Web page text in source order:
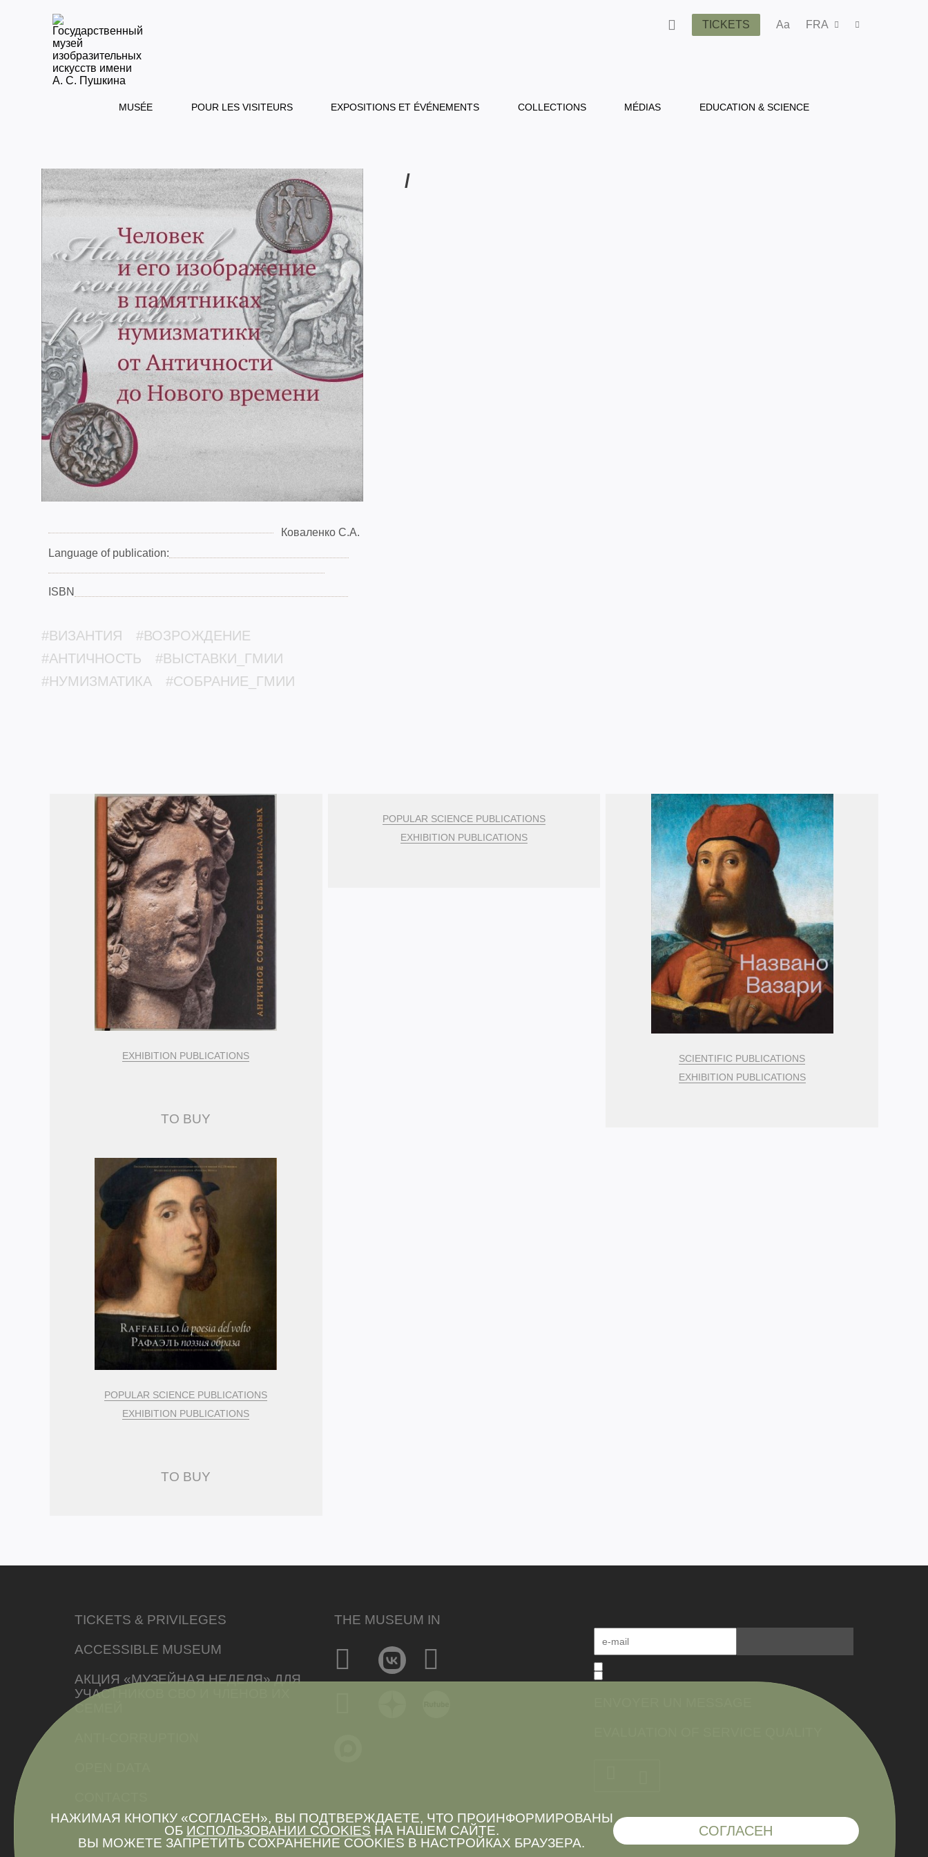
TICKETS Aa FRA
MUSÉE POUR LES VISITEURS EXPOSITIONS ET ÉVÉNEMENTS COLLECTIONS MÉDIAS EDUCATION & SCIENCE
Коваленко С.А.
Language of publication:
ISBN
#ВИЗАНТИЯ
#ВОЗРОЖДЕНИЕ
#АНТИЧНОСТЬ
#ВЫСТАВКИ_ГМИИ
#НУМИЗМАТИКА
#СОБРАНИЕ_ГМИИ
/
EXHIBITION PUBLICATIONS
TO BUY
POPULAR SCIENCE PUBLICATIONS
EXHIBITION PUBLICATIONS
SCIENTIFIC PUBLICATIONS
EXHIBITION PUBLICATIONS
POPULAR SCIENCE PUBLICATIONS
EXHIBITION PUBLICATIONS
TO BUY
НАЖИМАЯ КНОПКУ «СОГЛАСЕН», ВЫ ПОДТВЕРЖДАЕТЕ, ЧТО ПРОИНФОРМИРОВАНЫ
ОБ ИСПОЛЬЗОВАНИИ COOKIES НА НАШЕМ САЙТЕ.
ВЫ МОЖЕТЕ ЗАПРЕТИТЬ СОХРАНЕНИЕ COOKIES В НАСТРОЙКАХ БРАУЗЕРА.
СОГЛАСЕН
TICKETS & PRIVILEGES
ACCESSIBLE MUSEUM
АКЦИЯ «МУЗЕЙНАЯ НЕДЕЛЯ» ДЛЯ
УЧАСТНИКОВ СВО И ЧЛЕНОВ ИХ
СЕМЕЙ
THE MUSEUM IN